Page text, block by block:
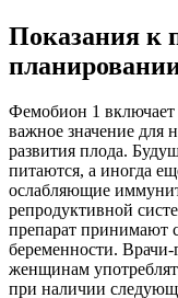
Показания к
Фемобион 1
важное значение для
развития плода.
питаются, а иногда
ослабляющие
репродуктивной
препарат принимают
беременности. Врачи-
женщинам
при наличии